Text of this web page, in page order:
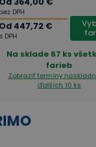
bez DPH
Od 447,72 €
s DPH
Na sklade 67 ks
farieb
Zobraziť termíny
ďalších 10 ks